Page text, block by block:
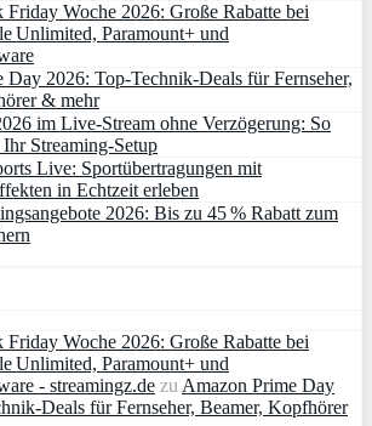
Woche 2026: Große Rabatte bei
Unlimited, Paramount+ und
Day 2026: Top-Technik-Deals für Fernseher,
& mehr
im Live-Stream ohne Verzögerung: So
Streaming-Setup
Live: Sportübertragungen mit
in Echtzeit erleben
2026: Bis zu 45 % Rabatt zum
Woche 2026: Große Rabatte bei
Unlimited, Paramount+ und
- streamingz.de zu Amazon Prime Day
Deals für Fernseher, Beamer, Kopfhörer